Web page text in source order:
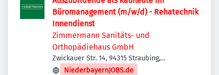
Büromanagement (m/w/d) - Rehatechnik
Innendienst
Zimmermann Sanitäts- und
Orthopädiehaus GmbH
Zwickauer Str. 14, 94315 Straubing,
Deutschland
NiederbayernJOBS.de